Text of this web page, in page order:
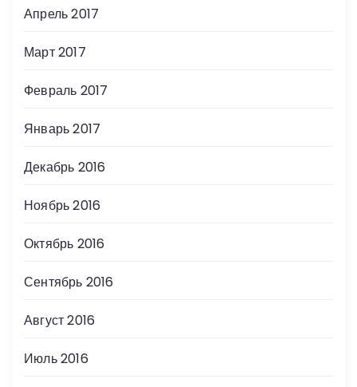
Апрель 2017
Март 2017
Февраль 2017
Январь 2017
Декабрь 2016
Ноябрь 2016
Октябрь 2016
Сентябрь 2016
Август 2016
Июль 2016